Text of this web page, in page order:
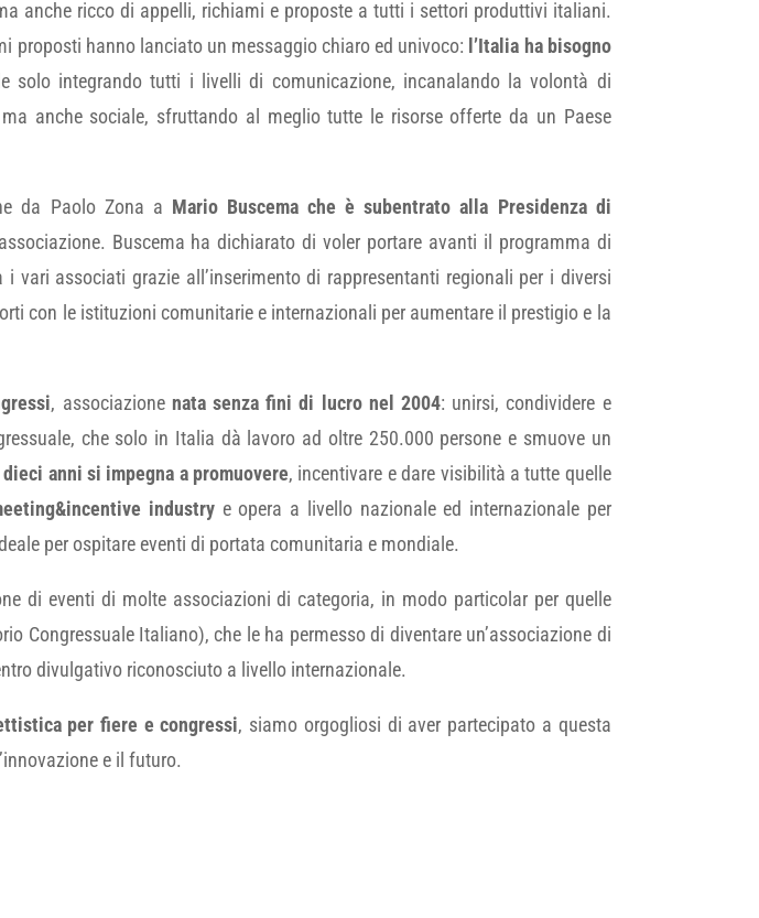
anche ricco di appelli, richiami e proposte a tutti i settori produttivi italiani.
proposti hanno lanciato un messaggio chiaro ed univoco: l’Italia ha bisogno
solo integrando tutti i livelli di comunicazione, incanalando la volontà di
anche sociale, sfruttando al meglio tutte le risorse offerte da un Paese
da Paolo Zona a Mario Buscema che è subentrato alla Presidenza di
Buscema ha dichiarato di voler portare avanti il programma di
i vari associati grazie all’inserimento di rappresentanti regionali per i diversi
con le istituzioni comunitarie e internazionali per aumentare il prestigio e la
, associazione nata senza fini di lucro nel 2004: unirsi, condividere e
che solo in Italia dà lavoro ad oltre 250.000 persone e smuove un
anni si impegna a promuovere, incentivare e dare visibilità a tutte quelle
industry e opera a livello nazionale ed internazionale per
per ospitare eventi di portata comunitaria e mondiale.
di eventi di molte associazioni di categoria, in modo particolar per quelle
Congressuale Italiano), che le ha permesso di diventare un’associazione di
divulgativo riconosciuto a livello internazionale.
per fiere e congressi, siamo orgogliosi di aver partecipato a questa
e il futuro.